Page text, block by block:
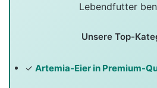
Lebendfutter
Unsere Top-
✓ Artemia-Eier in Premium-